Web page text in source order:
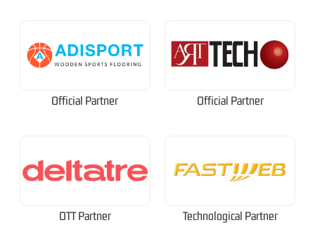
Official Partner Official Partner
OTT Partner Technological Partner